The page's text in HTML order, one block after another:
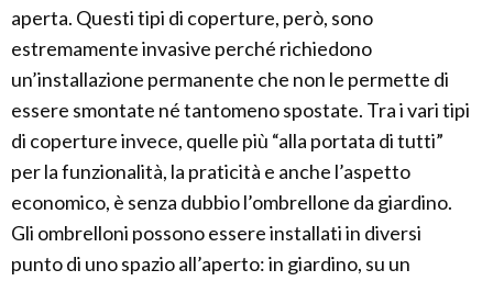
aperta. Questi tipi di coperture, però, sono
estremamente invasive perché richiedono
un’installazione permanente che non le permette di
essere smontate né tantomeno spostate. Tra i vari tipi
di coperture invece, quelle più “alla portata di tutti”
per la funzionalità, la praticità e anche l’aspetto
economico, è senza dubbio l’ombrellone da giardino.
Gli ombrelloni possono essere installati in diversi
punto di uno spazio all’aperto: in giardino, su un